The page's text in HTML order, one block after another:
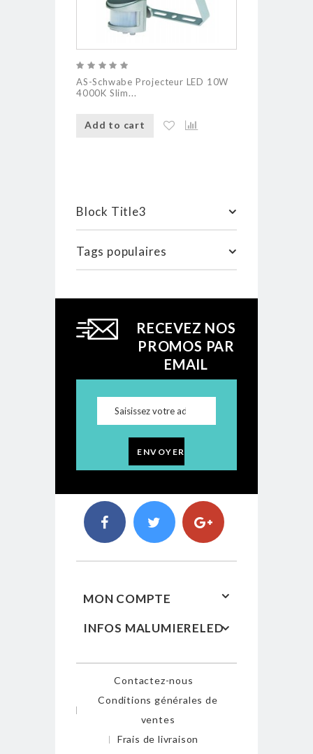
AS-Schwabe Projecteur LED 10W
4000K Slim...
Add to cart
Block Title3
Tags populaires
RECEVEZ NOS
PROMOS PAR
EMAIL
ENVOYER
MON COMPTE
INFOS MALUMIERELED
Contactez-nous
Conditions générales de
ventes
Frais de livraison